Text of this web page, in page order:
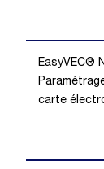
EasyVEC®
carte